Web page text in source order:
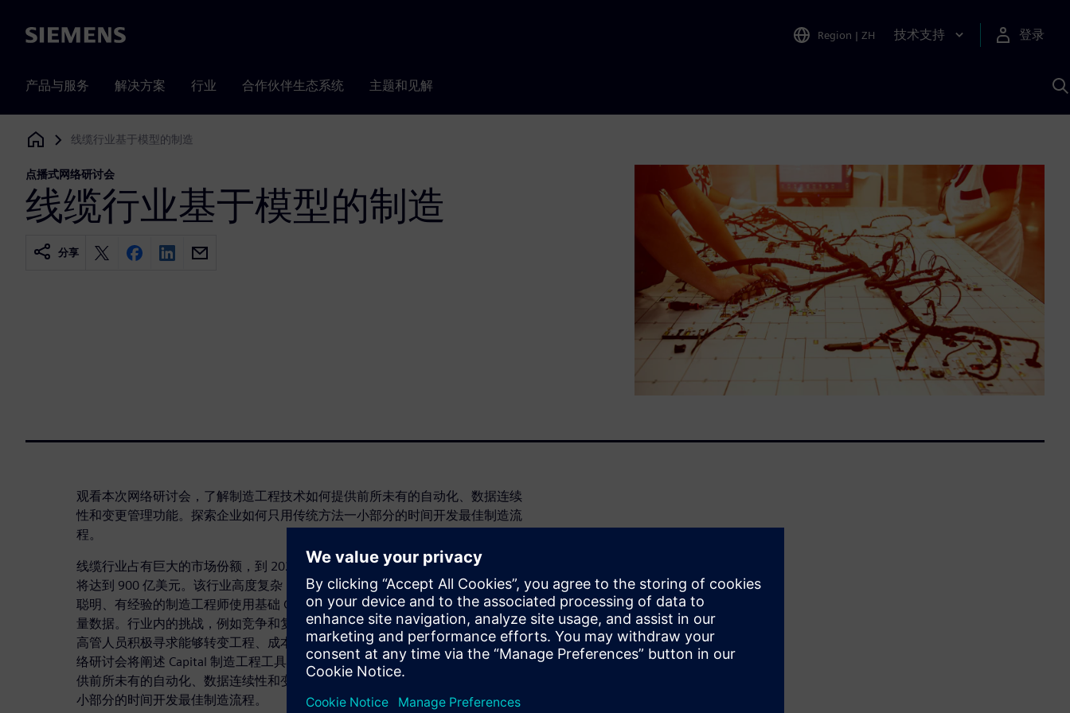
Siemens Region | ZH 技术支持 登录
产品与服务 解决方案 行业 合作伙伴生态系统 主题和见解
Siemens Digital Industries Software
线缆行业基于模型的制造
点播式网络研讨会
线缆行业基于模型的制造
分享
观看本次网络研讨会，了解制造工程技术如何提供前所未有的自动化、数据连续
性和变更管理功能。探索企业如何只用传统方法一小部分的时间开发最佳制造流
程。
线缆行业占有巨大的市场份额，到 2025 年，仅单独在汽车销售中的预计售额就
将达到 900 亿美元。该行业高度复杂，但却技术匮乏；大部分流程都极度依赖
聪明、有经验的制造工程师使用基础 CAD 和电子表格工具，这需要重新输入大
量数据。行业内的挑战，例如竞争和复杂性加剧、对于更低价格的需求，都导致
高管人员积极寻求能够转变工程、成本并最终提高制造效率的技术。此点播式网
络研讨会将阐述 Capital 制造工程工具流以及基于模型的制造方法。此技术将提
供前所未有的自动化、数据连续性和变更管理功能，并帮助企业只用传统方法一
小部分的时间开发最佳制造流程。